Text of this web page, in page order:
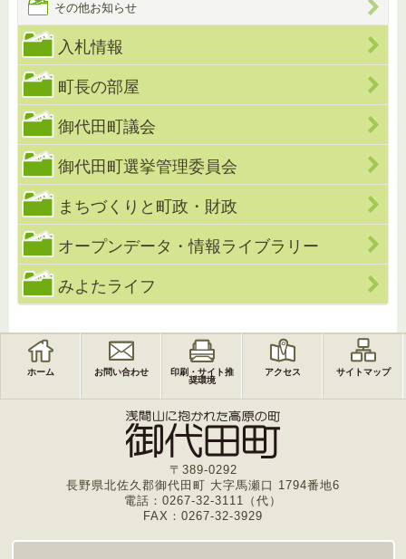
その他お知らせ
入札情報
町長の部屋
御代田町議会
御代田町選挙管理委員会
まちづくりと町政・財政
オープンデータ・情報ライブラリー
みよたライフ
ホーム お問い合わせ
印刷・サイト推
奨環境
アクセス サイトマップ
〒389-0292
長野県北佐久郡御代田町 大字馬瀬口 1794番地6
電話：0267-32-3111（代）
FAX：0267-32-3929